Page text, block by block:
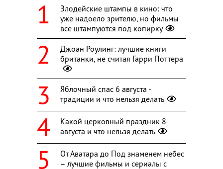
Злодейские штампы в кино: что
уже надоело зрителю, но фильмы
все штампуются под копирку
Джоан Роулинг: лучшие книги
британки, не считая Гарри Поттера
Яблочный спас 6 августа -
традиции и что нельзя делать
Какой церковный праздник 8
августа и что нельзя делать
От Аватара до Под знаменем небес
– лучшие фильмы и сериалы с